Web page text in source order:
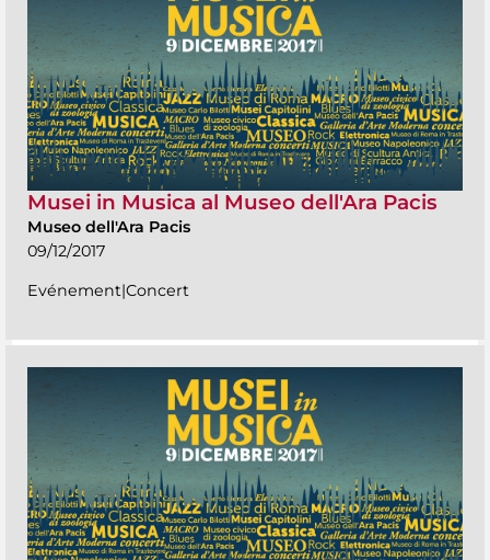
Musei in Musica al Museo dell'Ara Pacis
Museo dell'Ara Pacis
09/12/2017
Evénement|Concert